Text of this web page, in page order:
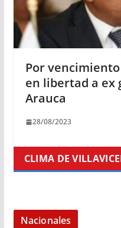
Por
en libertad a ex
Arauca
28/08/2023
CLIMA DE
Nacionales